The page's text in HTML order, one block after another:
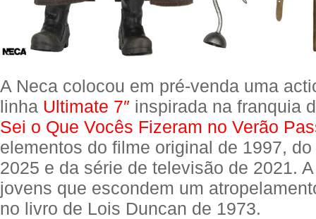
A Neca colocou em pré-venda uma
linha Ultimate 7″ inspirada na franquia
Sei o Que Vocês Fizeram no Verão
elementos do filme original de 1997,
2025 e da série de televisão de 2021.
jovens que escondem um
no livro de Lois Duncan de 1973.